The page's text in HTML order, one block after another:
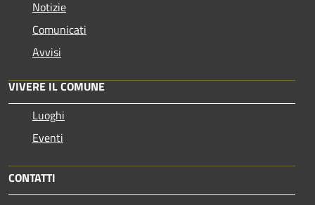
Notizie
Comunicati
Avvisi
VIVERE IL COMUNE
Luoghi
Eventi
CONTATTI